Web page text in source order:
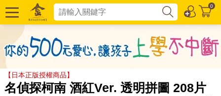
0
【日本正版授權商品】
名偵探柯南 酒紅Ver. 透明拼圖 208片